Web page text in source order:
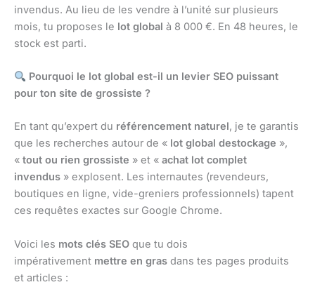
invendus. Au lieu de les vendre à l’unité sur plusieurs
mois, tu proposes le lot global à 8 000 €. En 48 heures, le
stock est parti.
Pourquoi le lot global est-il un levier SEO puissant
pour ton site de grossiste ?
En tant qu’expert du référencement naturel, je te garantis
que les recherches autour de « lot global destockage »,
« tout ou rien grossiste » et « achat lot complet
invendus » explosent. Les internautes (revendeurs,
boutiques en ligne, vide-greniers professionnels) tapent
ces requêtes exactes sur Google Chrome.
Voici les mots clés SEO que tu dois
impérativement mettre en gras dans tes pages produits
et articles :